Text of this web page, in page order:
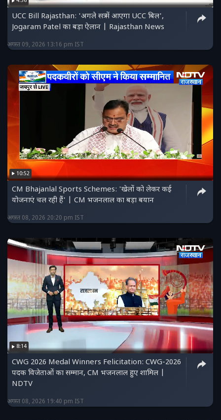
UCC Bill Rajasthan: 'अगले सत्र में आएगा UCC बिल',
Jogaram Patel का बड़ा ऐलान | Rajasthan News
अगस्त 09, 2026 13:16 pm IST
10:52
CM Bhajanlal Sports Schemes: 'खेलों को लेकर कई
योजनाएं चल रही हैं' | CM भजनलाल का बड़ा बयान
अगस्त 08, 2026 20:20 pm IST
8:14
CWG 2026 Medal Winners Felicitation: CWG-2026
पदक विजेताओं का सम्मान, CM भजनलाल हुए शामिल |
NDTV
अगस्त 08, 2026 19:40 pm IST